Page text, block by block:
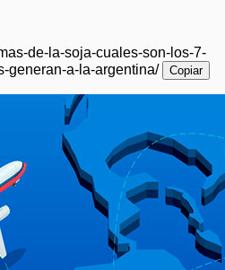
de-la-soja-cuales-son-los-7-
generan-a-la-argentina/
Copiar